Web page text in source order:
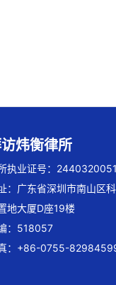
炜衡律所
执业证号：
：广东省深圳市南山区
地大厦D座19楼
：518057
：+86-0755-